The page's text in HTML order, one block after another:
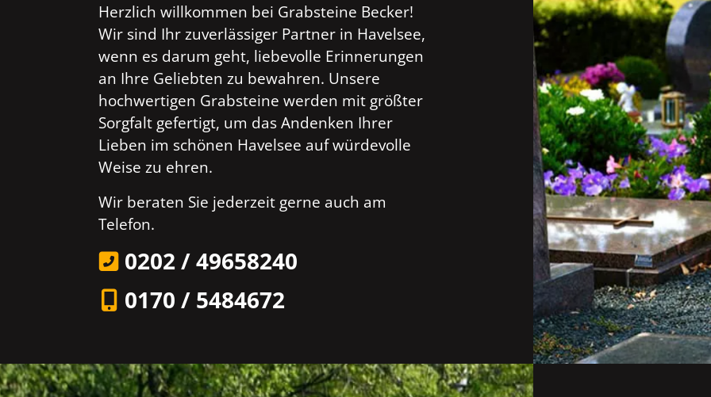
Herzlich willkommen bei Grabsteine Becker!
Wir sind Ihr zuverlässiger Partner in Havelsee,
wenn es darum geht, liebevolle Erinnerungen
an Ihre Geliebten zu bewahren. Unsere
hochwertigen Grabsteine werden mit größter
Sorgfalt gefertigt, um das Andenken Ihrer
Lieben im schönen Havelsee auf würdevolle
Weise zu ehren.
Wir beraten Sie jederzeit gerne auch am
Telefon.
0202 / 49658240
0170 / 5484672